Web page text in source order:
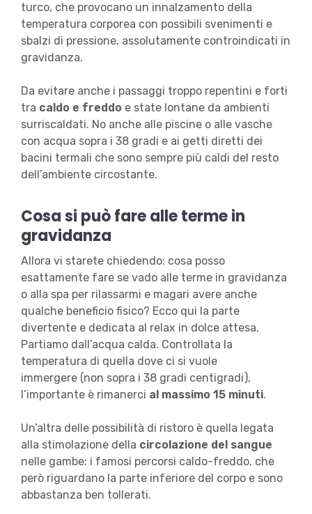
turco, che provocano un innalzamento della
temperatura corporea con possibili svenimenti e
sbalzi di pressione, assolutamente controindicati in
gravidanza.
Da evitare anche i passaggi troppo repentini e forti
tra caldo e freddo e state lontane da ambienti
surriscaldati. No anche alle piscine o alle vasche
con acqua sopra i 38 gradi e ai getti diretti dei
bacini termali che sono sempre più caldi del resto
dell’ambiente circostante.
Cosa si può fare alle terme in
gravidanza
Allora vi starete chiedendo: cosa posso
esattamente fare se vado alle terme in gravidanza
o alla spa per rilassarmi e magari avere anche
qualche beneficio fisico? Ecco qui la parte
divertente e dedicata al relax in dolce attesa.
Partiamo dall’acqua calda. Controllata la
temperatura di quella dove ci si vuole
immergere (non sopra i 38 gradi centigradi),
l’importante è rimanerci al massimo 15 minuti.
Un’altra delle possibilità di ristoro è quella legata
alla stimolazione della circolazione del sangue
nelle gambe: i famosi percorsi caldo-freddo, che
però riguardano la parte inferiore del corpo e sono
abbastanza ben tollerati.